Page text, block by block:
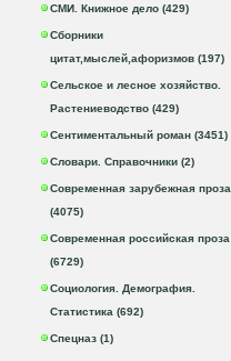
СМИ. Книжное дело (429)
Сборники
цитат,мыслей,афоризмов (197)
Сельское и лесное хозяйство.
Растениеводство (429)
Сентиментальный роман (3451)
Словари. Справочники (2)
Современная зарубежная проза
(4075)
Современная российская проза
(6729)
Социология. Демография.
Статистика (692)
Спецназ (1)